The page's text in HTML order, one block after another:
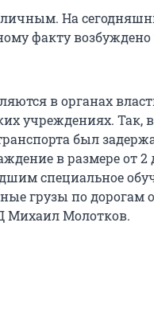
На
факту возбуждено
в органах
учреждениях. Так,
был
в размере от 2
специальное
грузы по дорогам
Михаил Молотков.